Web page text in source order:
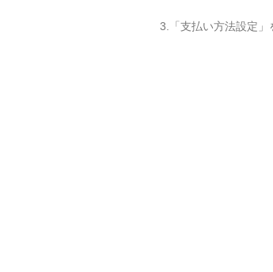
3.「支払い方法設定」